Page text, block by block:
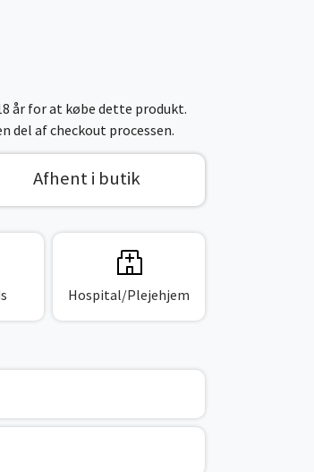
år for at købe dette produkt.
del af checkout processen.
Afhent i butik
Hospital/Plejehjem